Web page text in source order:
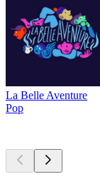
La Belle Aventure
Pop